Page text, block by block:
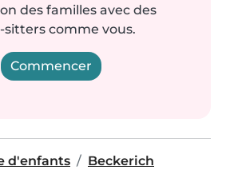
des familles avec des
sitters comme vous.
Commencer
d'enfants Beckerich